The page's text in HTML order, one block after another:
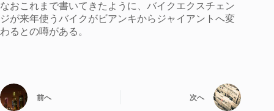
なおこれまで書いてきたように、バイクエクスチェン
ジが来年使うバイクがビアンキからジャイアントへ変
わるとの噂がある。
前へ 次へ